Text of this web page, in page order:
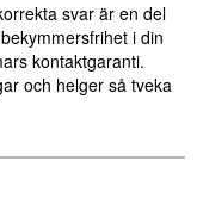
svar är en del
i din
kontaktgaranti.
och helger så tveka